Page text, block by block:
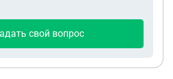
свой вопрос